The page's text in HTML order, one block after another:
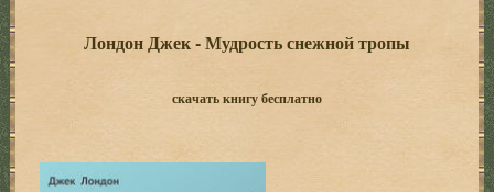
Лондон Джек - Мудрость снежной тропы
скачать книгу бесплатно